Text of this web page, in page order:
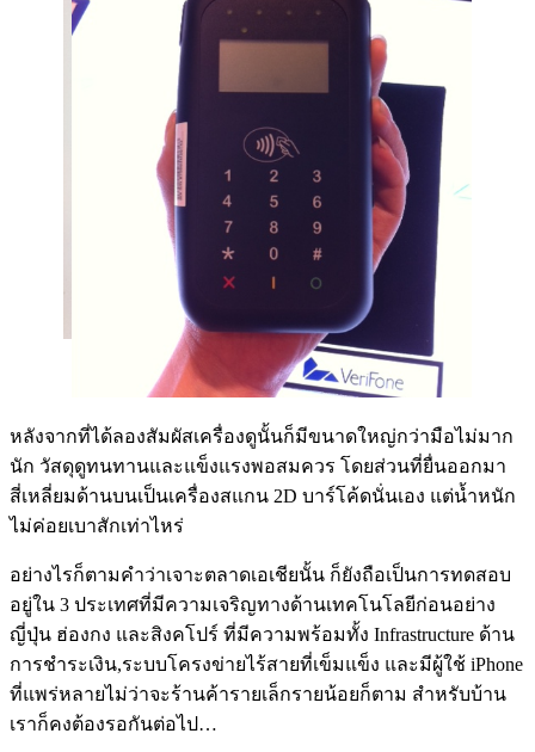
หลังจากที่ได้ลองสัมผัสเครื่องดูนั้นก็มีขนาดใหญ่กว่ามือไม่มาก
นัก วัสดุดูทนทานและแข็งแรงพอสมควร โดยส่วนที่ยื่นออกมา
สี่เหลี่ยมด้านบนเป็นเครื่องสแกน 2D บาร์โค้ดนั่นเอง แต่น้ำหนัก
ไม่ค่อยเบาสักเท่าไหร่
อย่างไรก็ตามคำว่าเจาะตลาดเอเชียนั้น ก็ยังถือเป็นการทดสอบ
อยู่ใน 3 ประเทศที่มีความเจริญทางด้านเทคโนโลยีก่อนอย่าง
ญี่ปุ่น ฮ่องกง และสิงคโปร์ ที่มีความพร้อมทั้ง Infrastructure ด้าน
การชำระเงิน,ระบบโครงข่ายไร้สายที่เข็มแข็ง และมีผู้ใช้ iPhone
ที่แพร่หลายไม่ว่าจะร้านค้ารายเล็กรายน้อยก็ตาม สำหรับบ้าน
เราก็คงต้องรอกันต่อไป…